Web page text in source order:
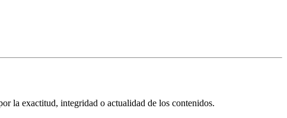
la exactitud, integridad o actualidad de los contenidos.